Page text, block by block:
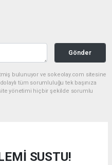
Gönder
bulunuyor ve sokeolay.com sitesine
tüm sorumluluğu tek başınıza
yönetimi hiçbir şekilde sorumlu
SUSTU!